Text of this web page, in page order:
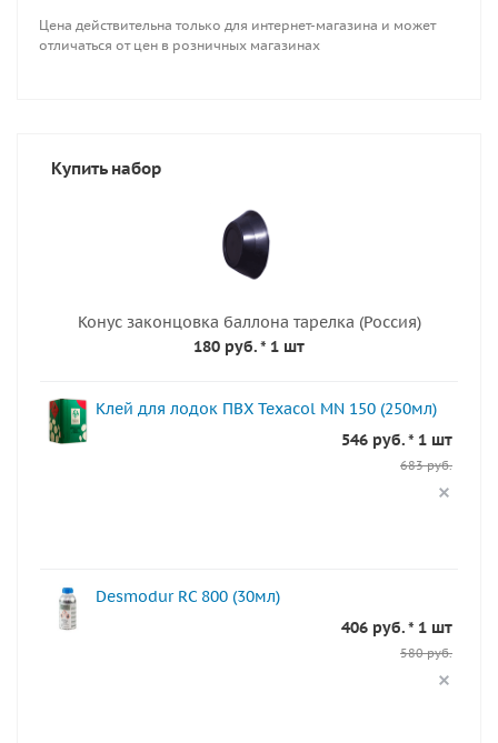
Цена действительна только для интернет-магазина и может
отличаться от цен в розничных магазинах
Купить набор
Конус законцовка баллона тарелка (Россия)
180 руб.* 1 шт
Клей для лодок ПВХ Texacol МN 150 (250мл)
546 руб. * 1 шт
683 руб.
Desmodur RC 800 (30мл)
406 руб. * 1 шт
580 руб.